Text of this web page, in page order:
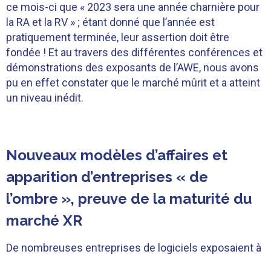
ce mois-ci que « 2023 sera une année charnière pour
la RA et la RV » ; étant donné que l’année est
pratiquement terminée, leur assertion doit être
fondée ! Et au travers des différentes conférences et
démonstrations des exposants de l’AWE, nous avons
pu en effet constater que le marché mûrit et a atteint
un niveau inédit.
Nouveaux modèles d’affaires et
apparition d’entreprises « de
l’ombre », preuve de la maturité du
marché XR
De nombreuses entreprises de logiciels exposaient à